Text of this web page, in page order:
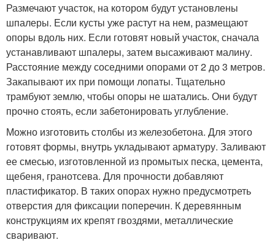
Размечают участок, на котором будут установлены
шпалеры. Если кусты уже растут на нем, размещают
опоры вдоль них. Если готовят новый участок, сначала
устанавливают шпалеры, затем высаживают малину.
Расстояние между соседними опорами от 2 до 3 метров.
Закапывают их при помощи лопаты. Тщательно
трамбуют землю, чтобы опоры не шатались. Они будут
прочно стоять, если забетонировать углубление.
Можно изготовить столбы из железобетона. Для этого
готовят формы, внутрь укладывают арматуру. Заливают
ее смесью, изготовленной из промытых песка, цемента,
щебеня, гранотсева. Для прочности добавляют
пластификатор. В таких опорах нужно предусмотреть
отверстия для фиксации поперечин. К деревянным
конструкциям их крепят гвоздями, металлические
сваривают.